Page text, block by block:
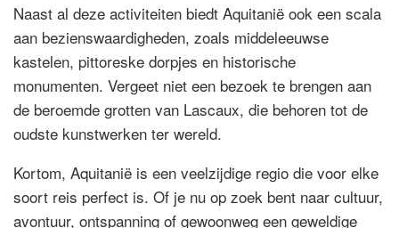
Naast al deze activiteiten biedt Aquitanië ook een scala
aan bezienswaardigheden, zoals middeleeuwse
kastelen, pittoreske dorpjes en historische
monumenten. Vergeet niet een bezoek te brengen aan
de beroemde grotten van Lascaux, die behoren tot de
oudste kunstwerken ter wereld.
Kortom, Aquitanië is een veelzijdige regio die voor elke
soort reis perfect is. Of je nu op zoek bent naar cultuur,
avontuur, ontspanning of gewoonweg een geweldige